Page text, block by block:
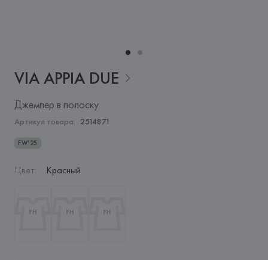
VIA APPIA DUE
Джемпер в полоску
Артикул товара: 2514871
FW’25
Цвет: Красный